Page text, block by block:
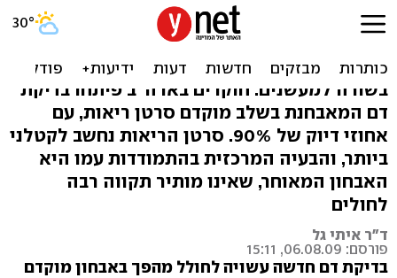
פריצת דרך: בדיקה שמאבחנת
סרטן ריאות מוקדם
בשורה למעשנים: חוקרים בארה"ב פיתחו בדיקת
דם המאבחנת בשלב מוקדם סרטן ריאות, עם
אחוזי דיוק של 90%. סרטן הריאות נחשב לקטלני
ביותר, והבעיה המרכזית בהתמודדות עמו היא
האבחון המאוחר, שאינו מותיר תקווה רבה
לחולים
ד"ר איתי גל
פורסם: 06.08.09, 15:11
בדיקת דם חדשה עשויה לחולל מהפך באבחון מוקדם